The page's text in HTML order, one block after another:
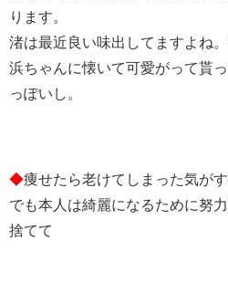
ります。
渚は最近良い味出してますよね
浜ちゃんに懐いて可愛がって貰
っぽいし。
◆痩せたら老けてしまった気がす
でも本人は綺麗になるために努
捨てて